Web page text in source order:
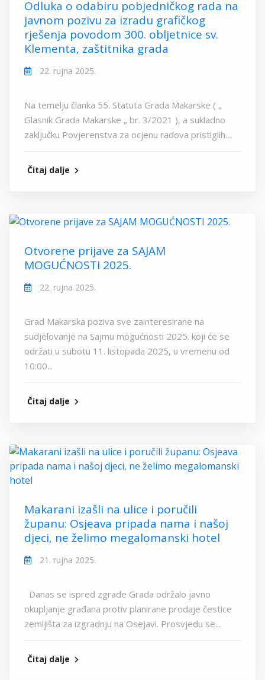
Odluka o odabiru pobjedničkog rada na
javnom pozivu za izradu grafičkog
rješenja povodom 300. obljetnice sv.
Klementa, zaštitnika grada
22. rujna 2025.
Na temelju članka 55. Statuta Grada Makarske ( „
Glasnik Grada Makarske „ br. 3/2021 ), a sukladno
zaključku Povjerenstva za ocjenu radova pristiglih...
Čitaj dalje
Otvorene prijave za SAJAM
MOGUĆNOSTI 2025.
22. rujna 2025.
Grad Makarska poziva sve zainteresirane na
sudjelovanje na Sajmu mogućnosti 2025. koji će se
održati u subotu 11. listopada 2025, u vremenu od
10:00...
Čitaj dalje
Makarani izašli na ulice i poručili
županu: Osjeava pripada nama i našoj
djeci, ne želimo megalomanski hotel
21. rujna 2025.
Danas se ispred zgrade Grada održalo javno
okupljanje građana protiv planirane prodaje čestice
zemljišta za izgradnju na Osejavi. Prosvjedu se...
Čitaj dalje